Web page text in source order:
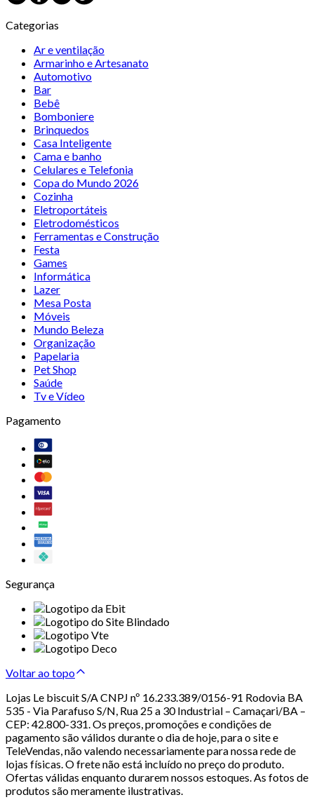
Categorias
Ar e ventilação
Armarinho e Artesanato
Automotivo
Bar
Bebê
Bomboniere
Brinquedos
Casa Inteligente
Cama e banho
Celulares e Telefonia
Copa do Mundo 2026
Cozinha
Eletroportáteis
Eletrodomésticos
Ferramentas e Construção
Festa
Games
Informática
Lazer
Mesa Posta
Móveis
Mundo Beleza
Organização
Papelaria
Pet Shop
Saúde
Tv e Vídeo
Pagamento
Segurança
Voltar ao topo
Lojas Le biscuit S/A CNPJ nº 16.233.389/0156-91 Rodovia BA
535 - Via Parafuso S/N, Rua 25 a 30 Industrial – Camaçari/BA –
CEP: 42.800-331. Os preços, promoções e condições de
pagamento são válidos durante o dia de hoje, para o site e
TeleVendas, não valendo necessariamente para nossa rede de
lojas físicas. O frete não está incluído no preço do produto.
Ofertas válidas enquanto durarem nossos estoques. As fotos de
produtos são meramente ilustrativas.